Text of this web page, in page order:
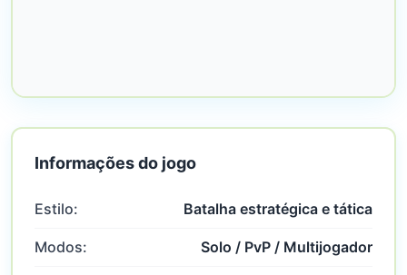
Informações do jogo
Estilo: Batalha estratégica e tática
Modos: Solo / PvP / Multijogador